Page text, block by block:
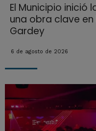
El Municipio inició
una obra clave
Gardey
6 de agosto de 2026